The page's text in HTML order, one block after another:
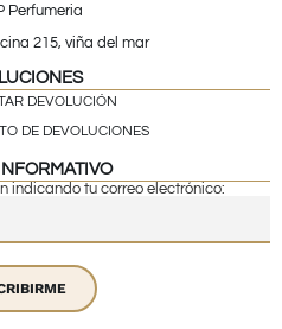
Perfumeria
215, viña del mar
DEVOLUCIÓN
DE DEVOLUCIONES
indicando tu correo electrónico: